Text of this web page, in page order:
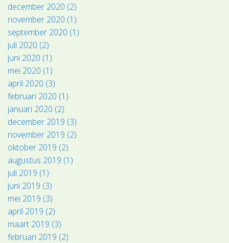
december 2020 (2)
november 2020 (1)
september 2020 (1)
juli 2020 (2)
juni 2020 (1)
mei 2020 (1)
april 2020 (3)
februari 2020 (1)
januari 2020 (2)
december 2019 (3)
november 2019 (2)
oktober 2019 (2)
augustus 2019 (1)
juli 2019 (1)
juni 2019 (3)
mei 2019 (3)
april 2019 (2)
maart 2019 (3)
februari 2019 (2)